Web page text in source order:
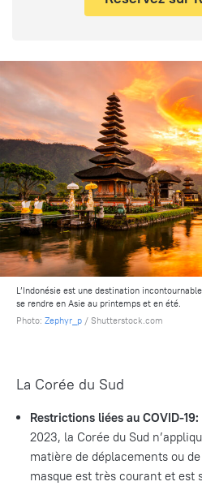
L’Indonésie est une destination
se rendre en Asie au printemps et en été.
Photo: Zephyr_p / Shutterstock.com
La Corée du Sud
Restrictions liées au COVID-19:
2023, la Corée du Sud
matière de déplacements ou
masque est très courant et est